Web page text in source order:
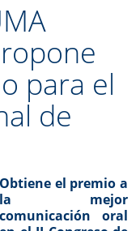
para el
de
Obtiene el premio a
la mejor
comunicación oral